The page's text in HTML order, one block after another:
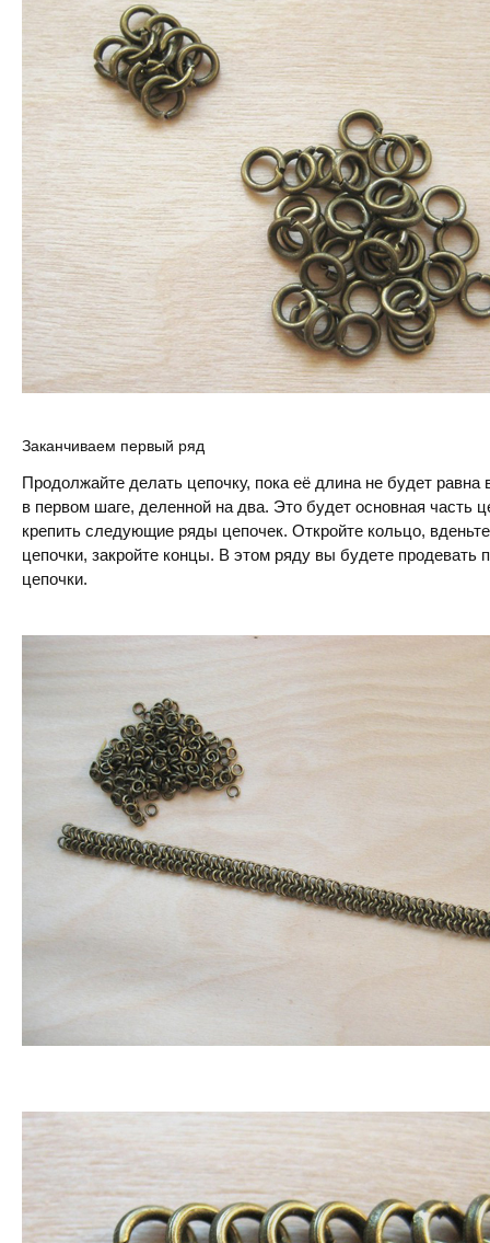
Заканчиваем первый ряд
Продолжайте делать цепочку, пока её длина не будет
в первом шаге, деленной на два. Это будет основная часть
крепить следующие ряды цепочек. Откройте кольцо,
цепочки, закройте концы. В этом ряду вы будете продевать
цепочки.